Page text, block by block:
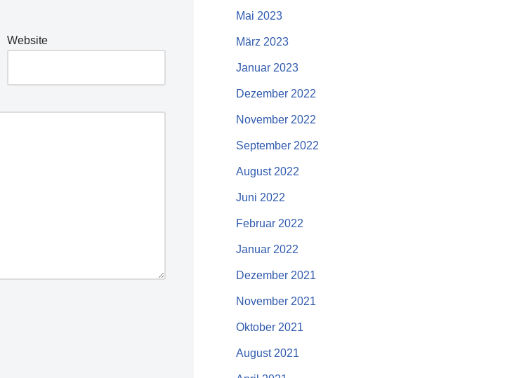
Website
Mai 2023
März 2023
Januar 2023
Dezember 2022
November 2022
September 2022
August 2022
Juni 2022
Februar 2022
Januar 2022
Dezember 2021
November 2021
Oktober 2021
August 2021